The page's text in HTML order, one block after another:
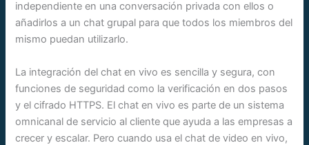
independiente en una conversación privada con ellos o
añadirlos a un chat grupal para que todos los miembros del
mismo puedan utilizarlo.
La integración del chat en vivo es sencilla y segura, con
funciones de seguridad como la verificación en dos pasos
y el cifrado HTTPS. El chat en vivo es parte de un sistema
omnicanal de servicio al cliente que ayuda a las empresas a
crecer y escalar. Pero cuando usa el chat de video en vivo,